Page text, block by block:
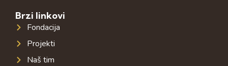
Brzi linkovi
Fondacija
Projekti
Naš tim